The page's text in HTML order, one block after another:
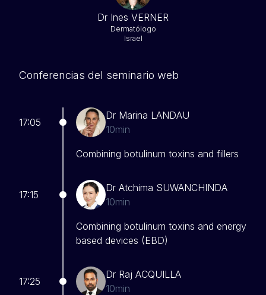
Dr Ines VERNER
Dermatólogo
Israel
Conferencias del seminario web
17:05
Dr Marina LANDAU
10min
Combining botulinum toxins and fillers
17:15
Dr Atchima SUWANCHINDA
10min
Combining botulinum toxins and energy
based devices (EBD)
17:25
Dr Raj ACQUILLA
10min